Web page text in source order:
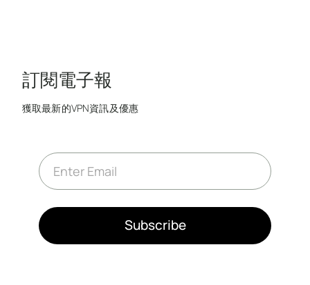
訂閱電子報
獲取最新的VPN資訊及優惠
E
m
a
*
Subscribe